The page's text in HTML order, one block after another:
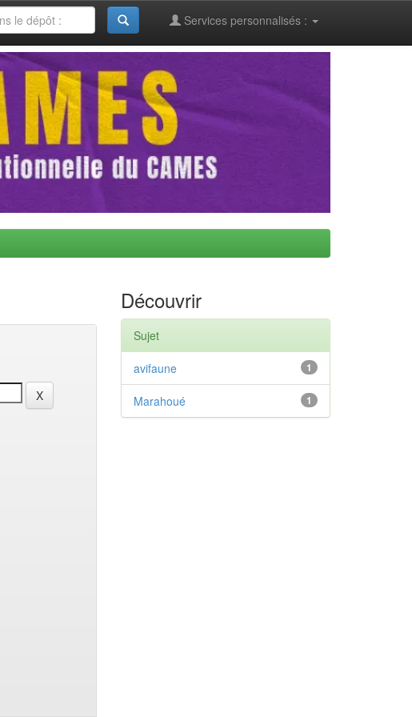
Services personnalisés :
Découvrir
Sujet
1
avifaune
1
Marahoué